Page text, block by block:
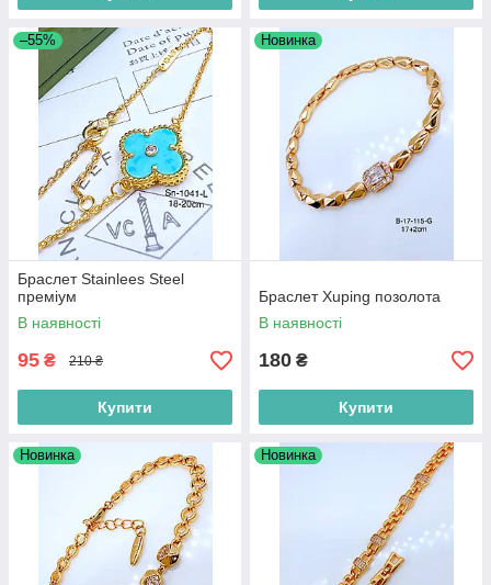
–55%
Браслет Stainlees Steel
преміум
В наявності
95 ₴ 210 ₴
Купити
Новинка
Браслет Xuping позолота
В наявності
180 ₴
Купити
Новинка Новинка